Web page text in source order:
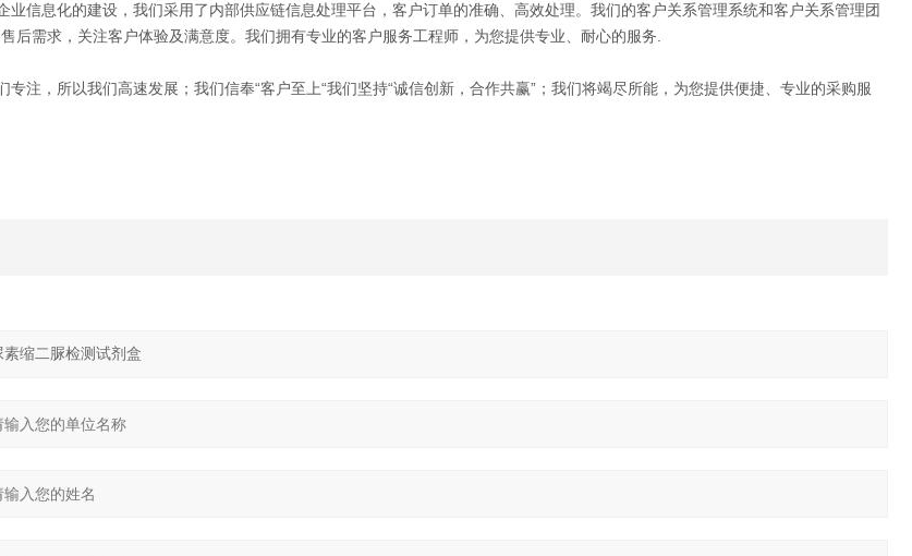
业信息化的建设，我们采用了内部供应链信息处理平台，客户订单的准确、高效处理。我们的客户关系管理系统和客户关系管理团
后需求，关注客户体验及满意度。我们拥有专业的客户服务工程师，为您提供专业、耐心的服务.
专注，所以我们高速发展；我们信奉“客户至上“我们坚持“诚信创新，合作共赢”；我们将竭尽所能，为您提供便捷、专业的采购服